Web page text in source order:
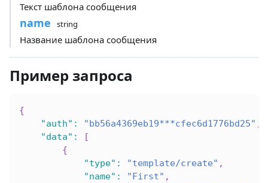
Текст шаблона сообщения
name string
Название шаблона сообщения
Пример запроса
{
"auth" : "bb56a4369eb19***cfec6d1776bd25" ,
"data" :
[
{
"type" : "template/create" ,
"name" : "First" ,